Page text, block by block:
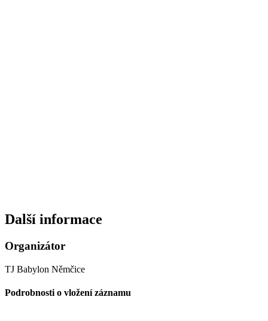
Další informace
Organizátor
TJ Babylon Němčice
Podrobnosti o vložení záznamu